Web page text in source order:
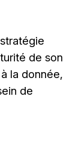
de son
la donnée,
de